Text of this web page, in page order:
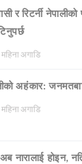
र रिटर्नी
अगाडि
अहंकार:
अगाडि
नारालाई होइन,